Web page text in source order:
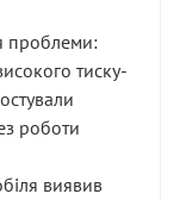
проблеми:
тиску-
роботи
виявив